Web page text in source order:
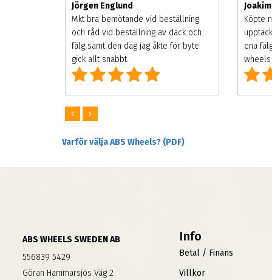
Jörgen Englund
Mkt bra bemötande vid beställning
och råd vid beställning av däck och
fälg samt den dag jag åkte för byte
gick allt snabbt.
Köpte
ena
Varför välja ABS Wheels? (PDF)
ABS WHEELS SWEDEN AB
556839 5429
Göran Hammarsjös Väg 2
Info
Betal / Finans
Villkor